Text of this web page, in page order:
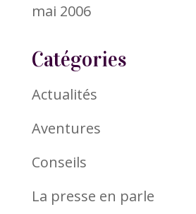
mai 2006
Catégories
Actualités
Aventures
Conseils
La presse en parle